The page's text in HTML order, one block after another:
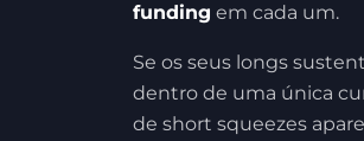
funding em cada um.
Se os seus longs
dentro de uma única
de short squeezes